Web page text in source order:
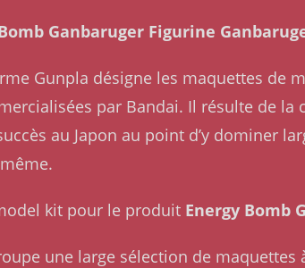
Ganbaruger Figurine
Gunpla désigne les maquettes
par Bandai. Il résulte de
au Japon au point d’y dominer
kit pour le produit Energy Bomb
une large sélection de maquettes